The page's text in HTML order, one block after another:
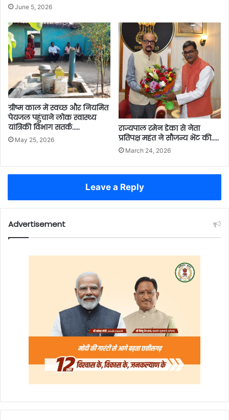
June 5, 2026
ग्रीष्म काल में स्वच्छ और नियमित
पेयजल पहुंचाने लोक स्वास्थ्य
यांत्रिकी विभाग सतर्क…..
May 25, 2026
राज्यपाल रमेन डेका से नेता
प्रतिपक्ष महंत ने सौजन्य भेंट की…..
March 24, 2026
Leave a Reply
Advertisement